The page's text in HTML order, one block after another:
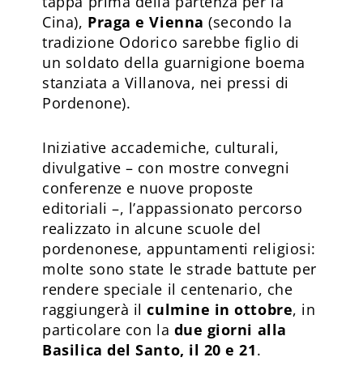
Cina), Praga e Vienna (secondo la
tradizione Odorico sarebbe figlio di
un soldato della guarnigione boema
stanziata a Villanova, nei pressi di
Pordenone).
Iniziative accademiche, culturali,
divulgative – con mostre convegni
conferenze e nuove proposte
editoriali –, l’appassionato percorso
realizzato in alcune scuole del
pordenonese, appuntamenti religiosi:
molte sono state le strade battute per
rendere speciale il centenario, che
raggiungerà ilculmine in ottobre, in
particolare con la due giorni alla
Basilica del Santo, il 20 e 21.